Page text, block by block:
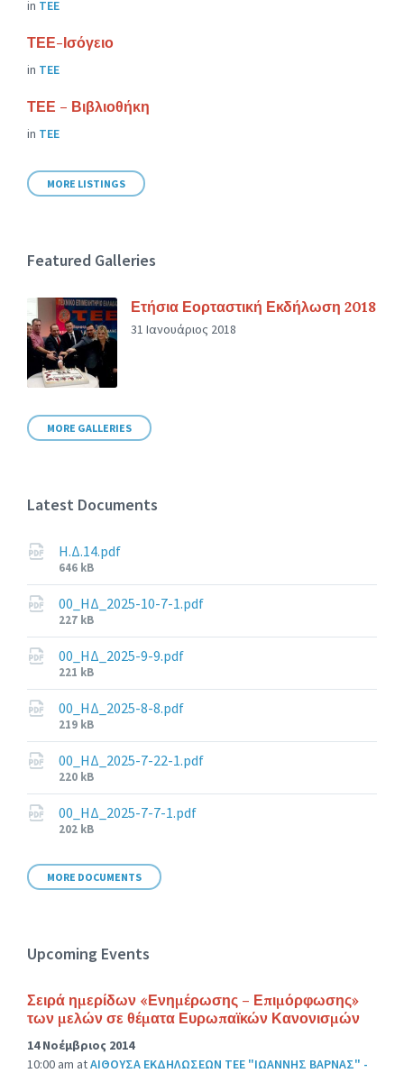
in ΤΕΕ
ΤΕΕ-Ισόγειο
in ΤΕΕ
ΤΕΕ – Βιβλιοθήκη
in ΤΕΕ
MORE LISTINGS
Featured Galleries
Ετήσια Εορταστική Εκδήλωση 2018
31 Ιανουάριος 2018
MORE GALLERIES
Latest Documents
Η.Δ.14.pdf
File
size:
646 kB
00_ΗΔ_2025-10-7-1.pdf
File
size:
227 kB
00_ΗΔ_2025-9-9.pdf
File
size:
221 kB
00_ΗΔ_2025-8-8.pdf
File
size:
219 kB
00_ΗΔ_2025-7-22-1.pdf
File
size:
220 kB
00_ΗΔ_2025-7-7-1.pdf
File
202 kB
MORE DOCUMENTS
Upcoming Events
Σειρά ημερίδων «Ενημέρωσης – Επιμόρφωσης»
των μελών σε θέματα Ευρωπαϊκών Κανονισμών
14 Νοέμβριος 2014
10:00 am atΑΙΘΟΥΣΑ ΕΚΔΗΛΩΣΕΩΝ ΤΕΕ "ΙΩΑΝΝΗΣ ΒΑΡΝΑΣ" -